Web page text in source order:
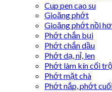
Cup pen cao su
Gioăng phớt
Gioăng phớt nồi
Phớt chắn bụi
Phớt chắn dầu
Phớt dạ, nỉ, len
Phớt làm kín cối
Phớt mặt chà
Phớt nắp, phớt